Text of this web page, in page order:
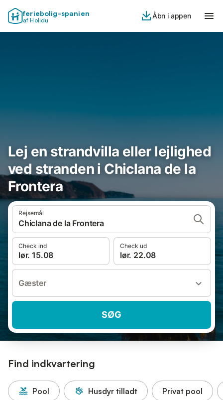
feriebolig-spanien
af Holidu
Åbn i appen
Lej en strandvilla eller lejlighed
ved stranden i Chiclana de la
Frontera
Rejsemål
Chiclana de la Frontera
Check ind
lør. 15.08
Check ud
lør. 22.08
Gæster
SØG
Find indkvartering
Pool Husdyr tilladt Privat pool